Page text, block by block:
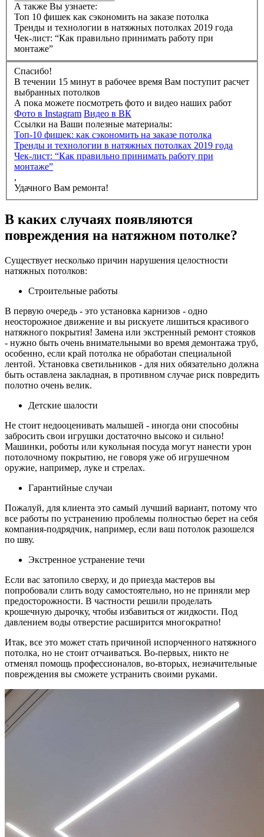
А также Вы узнаете:
Топ 10 фишек как сэкономить на заказе потолка
Тренды и технологии в натяжных потолках 2019 года
Чек-лист: “Как правильно принимать работу при
монтаже”
Спасибо!
В течении 15 минут в рабочее время Вам поступит расчет
выбранных потолков
А пока можете посмотреть фото и видео наших работ
Фото в Instagram Видео в ВК
Ссылки на Ваши полезные материалы:
Топ-10 фишек: как сэкономить на заказе потолка
Тренды и технологии в натяжных потолках 2019 года
Чек-лист: “Как правильно принимать работу при
монтаже”
,
Удачного Вам ремонта!
В каких случаях появляются
повреждения на натяжном потолке?
Существует несколько причин нарушения целостности
натяжных потолков:
Строительные работы
В первую очередь - это установка карнизов - одно
неосторожное движение и вы рискуете лишиться красивого
натяжного покрытия! Замена или экстренный ремонт стояков
- нужно быть очень внимательными во время демонтажа труб,
особенно, если край потолка не обработан специальной
лентой. Установка светильников - для них обязательно должна
быть оставлена закладная, в противном случае риск повредить
полотно очень велик.
Детские шалости
Не стоит недооценивать малышей - иногда они способны
забросить свои игрушки достаточно высоко и сильно!
Машинки, роботы или кукольная посуда могут нанести урон
потолочному покрытию, не говоря уже об игрушечном
оружие, например, луке и стрелах.
Гарантийные случаи
Пожалуй, для клиента это самый лучший вариант, потому что
все работы по устранению проблемы полностью берет на себя
компания-подрядчик, например, если ваш потолок разошелся
по шву.
Экстренное устранение течи
Если вас затопило сверху, и до приезда мастеров вы
попробовали слить воду самостоятельно, но не приняли мер
предосторожности. В частности решили проделать
крошечную дырочку, чтобы избавиться от жидкости. Под
давлением воды отверстие расширится многократно!
Итак, все это может стать причиной испорченного натяжного
потолка, но не стоит отчаиваться. Во-первых, никто не
отменял помощь профессионалов, во-вторых, незначительные
повреждения вы сможете устранить своими руками.